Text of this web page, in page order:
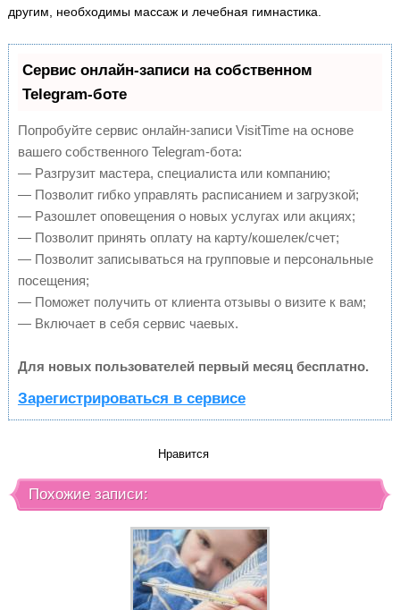
другим, необходимы массаж и лечебная гимнастика.
Сервис онлайн-записи на собственном
Telegram-боте
Попробуйте сервис онлайн-записи VisitTime на основе
вашего собственного Telegram-бота:
— Разгрузит мастера, специалиста или компанию;
— Позволит гибко управлять расписанием и загрузкой;
— Разошлет оповещения о новых услугах или акциях;
— Позволит принять оплату на карту/кошелек/счет;
— Позволит записываться на групповые и персональные
посещения;
— Поможет получить от клиента отзывы о визите к вам;
— Включает в себя сервис чаевых.
Для новых пользователей первый месяц бесплатно.
Зарегистрироваться в сервисе
Нравится
Похожие записи: